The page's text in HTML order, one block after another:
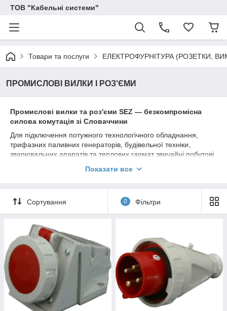
ТОВ "Кабельні системи"
Товари та послуги ЕЛЕКТРОФУРНІТУРА (РОЗЕТКИ,
ПРОМИСЛОВІ ВИЛКИ І РОЗ'ЄМИ
Промислові вилки та роз'єми SEZ — безкомпромісна
силова комутація зі Словаччини
Для підключення потужного технологічного обладнання,
трифазних паливних генераторів, будівельної техніки,
зварювальних апаратів та теплових гармат звичайні побутові
асортимент оригінальнихпромислових вилок, розеток та
промисловому секторі. Силові роз'єми SEZ розраховані на
роботу під високими навантаженнями в однофазних та
мають високий рівень захисту від вологи й пилу. Обирайте
професійні силові роз'єми SEЗ, щоб забезпечити стабільне
живлення вашого підприємства чи будинку та захистити
обладнання від аварійних ситуацій.
Показати все
Сортування 0 Фільтри